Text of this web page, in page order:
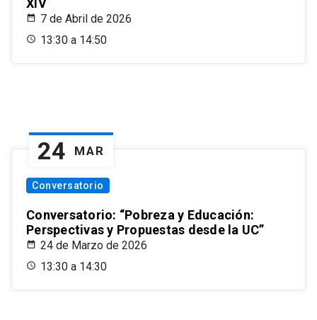
XIV
7 de Abril de 2026
13:30 a 14:50
24 MAR
Conversatorio
Conversatorio: “Pobreza y Educación:
Perspectivas y Propuestas desde la UC”
24 de Marzo de 2026
13:30 a 14:30